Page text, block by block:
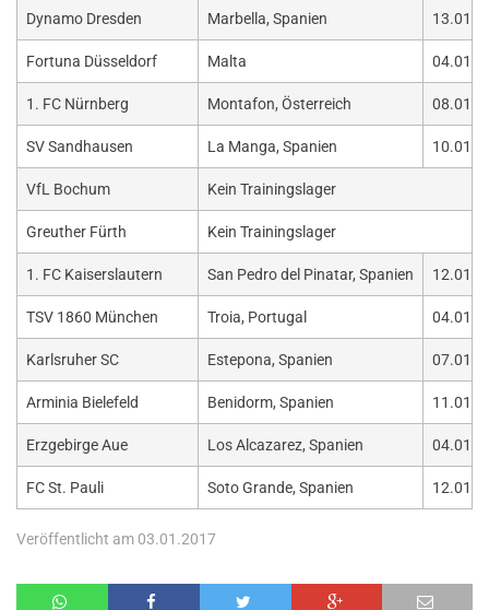
Dynamo Dresden Marbella, Spanien 13.01. -
Fortuna Düsseldorf Malta 04.01. -
1. FC Nürnberg Montafon, Österreich 08.01. -
SV Sandhausen La Manga, Spanien 10.01. -
VfL Bochum Kein Trainingslager
Greuther Fürth Kein Trainingslager
1. FC Kaiserslautern San Pedro del Pinatar, Spanien 12.01. -
TSV 1860 München Troia, Portugal 04.01. -
Karlsruher SC Estepona, Spanien 07.01. -
Arminia Bielefeld Benidorm, Spanien 11.01. -
Erzgebirge Aue Los Alcazarez, Spanien 04.01. -
FC St. Pauli Soto Grande, Spanien 12.01. -
Veröffentlicht am 03.01.2017